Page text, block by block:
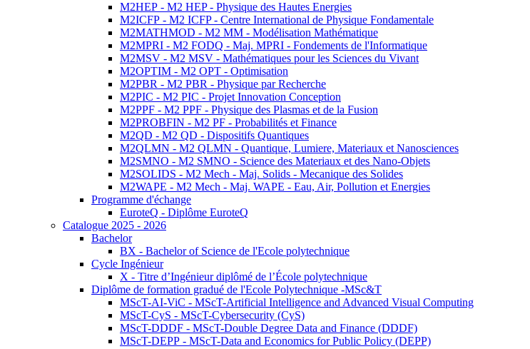
M2HEP - M2 HEP - Physique des Hautes Energies
M2ICFP - M2 ICFP - Centre International de Physique Fondamentale
M2MATHMOD - M2 MM - Modélisation Mathématique
M2MPRI - M2 FODQ - Maj. MPRI - Fondements de l'Informatique
M2MSV - M2 MSV - Mathématiques pour les Sciences du Vivant
M2OPTIM - M2 OPT - Optimisation
M2PBR - M2 PBR - Physique par Recherche
M2PIC - M2 PIC - Projet Innovation Conception
M2PPF - M2 PPF - Physique des Plasmas et de la Fusion
M2PROBFIN - M2 PF - Probabilités et Finance
M2QD - M2 QD - Dispositifs Quantiques
M2QLMN - M2 QLMN - Quantique, Lumiere, Materiaux et Nanosciences
M2SMNO - M2 SMNO - Science des Materiaux et des Nano-Objets
M2SOLIDS - M2 Mech - Maj. Solids - Mecanique des Solides
M2WAPE - M2 Mech - Maj. WAPE - Eau, Air, Pollution et Energies
Programme d'échange
EuroteQ - Diplôme EuroteQ
Catalogue 2025 - 2026
Bachelor
BX - Bachelor of Science de l'Ecole polytechnique
Cycle Ingénieur
X - Titre d’Ingénieur diplômé de l’École polytechnique
Diplôme de formation gradué de l'Ecole Polytechnique -MSc&T
MScT-AI-ViC - MScT-Artificial Intelligence and Advanced Visual Computing
MScT-CyS - MScT-Cybersecurity (CyS)
MScT-DDDF - MScT-Double Degree Data and Finance (DDDF)
MScT-DEPP - MScT-Data and Economics for Public Policy (DEPP)